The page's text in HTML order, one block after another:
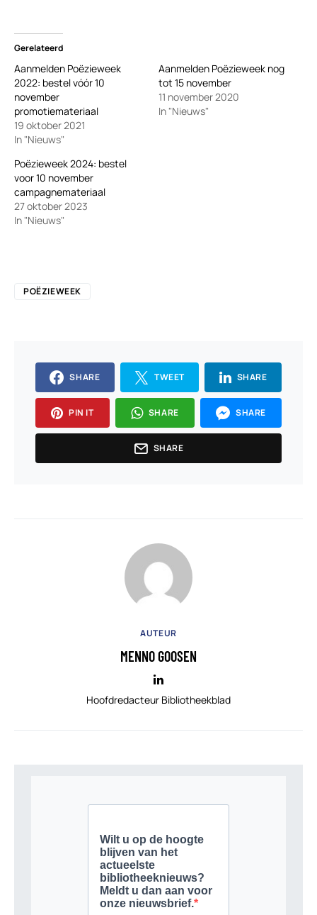
Gerelateerd
Aanmelden Poëzieweek
2022: bestel vóór 10
november
promotiemateriaal
19 oktober 2021
In "Nieuws"
Aanmelden Poëzieweek nog
tot 15 november
11 november 2020
In "Nieuws"
Poëzieweek 2024: bestel
voor 10 november
campagnemateriaal
27 oktober 2023
In "Nieuws"
POËZIEWEEK
SHARE TWEET SHARE
PIN IT SHARE SHARE
SHARE
AUTEUR
MENNO GOOSEN
Hoofdredacteur Bibliotheekblad